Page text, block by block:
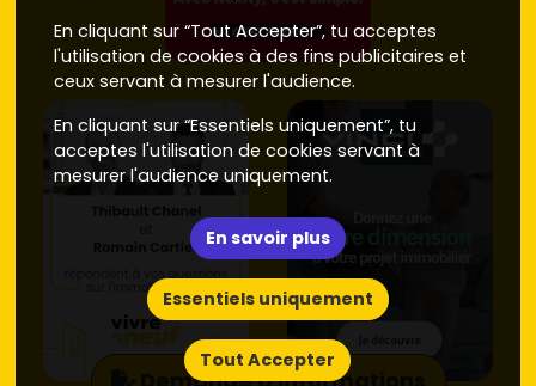
En cliquant sur “Tout Accepter”, tu acceptes
l'utilisation de cookies à des fins publicitaires et
ceux servant à mesurer l'audience.
En cliquant sur “Essentiels uniquement”, tu
acceptes l'utilisation de cookies servant à
mesurer l'audience uniquement.
En savoir plus
Essentiels uniquement
Tout Accepter